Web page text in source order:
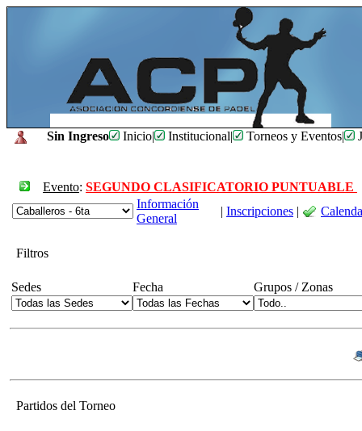
Sin Ingreso Inicio| Institucional| Torneos y Eventos|
Evento: SEGUNDO CLASIFICATORIO PUNTUABLE
Información
General
| Inscripciones |
Filtros
Sedes Fecha Grupos / Zonas
Partidos del Torneo